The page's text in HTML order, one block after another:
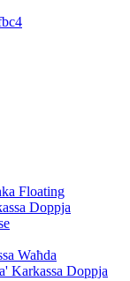
Floating
Doppja
Waħda
Karkassa Doppja